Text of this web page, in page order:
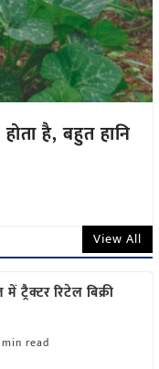
है, बहुत हानि
View All
ट्रैक्टर रिटेल बिक्री
read